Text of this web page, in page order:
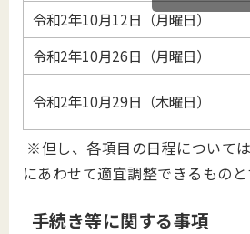
令和2年10月12日（月曜日）
令和2年10月26日（月曜日）
令和2年10月29日（木曜日）
※但し、各項目の日程について
にあわせて適宜調整できるものと
手続き等に関する事項